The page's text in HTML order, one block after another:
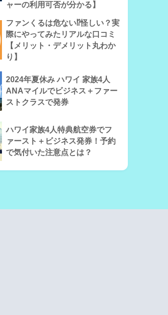
ャーの利用可否が分かる】
ファンくるは危ない⁉怪しい？実
際にやってみたリアルな口コミ
【メリット・デメリット丸わか
り】
2024年夏休み ハワイ 家族4人
ANAマイルでビジネス＋ファー
ストクラスで発券
ハワイ家族4人特典航空券でフ
ァースト＋ビジネス発券！予約
で気付いた注意点とは？